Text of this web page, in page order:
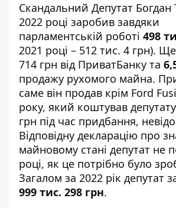
Скандальний Депутат Богдан
2022 році заробив завдяки
парламентській роботі 498
2021 році – 512 тис. 4 грн).
714 грн від ПриватБанку та
продажу рухомого майна.
саме він продав крім Ford
року, який коштував
грн під час придбання,
Відповідну декларацію про
майновому стані депутат не
році, як це потрібно було
Загалом за 2022 рік депутат
999 тис. 298 грн.